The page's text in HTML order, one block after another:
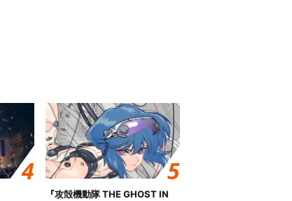
『攻殻機動隊 THE GHOST IN